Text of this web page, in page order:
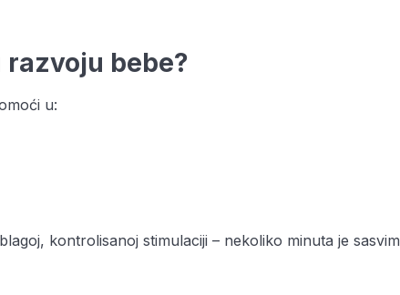
bebe?
u:
kontrolisanoj stimulaciji – nekoliko minuta je sasvim